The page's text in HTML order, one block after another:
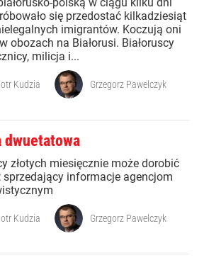
się przedostać kilkadziesiąt
imigrantów. Koczują oni
obozach na Białorusi. Białoruscy
milicja i...
Kudzia Grzegorz Pawelczyk
dwuetatowa
złotych miesięcznie może dorobić
sprzedający informacje agencjom
Kudzia Grzegorz Pawelczyk